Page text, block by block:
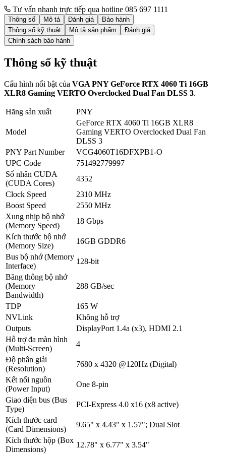
Tư vấn nhanh trực tiếp qua hotline 085 697 1111
Thông số Mô tả Đánh giá
Bảo hành
Thông số kỹ thuật
Mô tả sản phẩm
Đánh giá
Chính sách bảo hành
Thông số kỹ thuật
Cấu hình nổi bật của VGA PNY GeForce RTX 4060 Ti 16GB
XLR8 Gaming VERTO Overclocked Dual Fan DLSS 3.
Hãng sản xuất PNY
Model
GeForce RTX 4060 Ti 16GB XLR8
Gaming VERTO Overclocked Dual Fan
DLSS 3
PNY Part Number
VCG4060T16DFXPB1-O
UPC Code
751492779997
Số nhân CUDA
(CUDA Cores)
4352
Clock Speed
2310 MHz
Boost Speed
2550 MHz
Xung nhịp bộ nhớ
(Memory Speed)
18 Gbps
Kích thước bộ nhớ
(Memory Size)
16GB GDDR6
Bus bộ nhớ (Memory
Interface)
128-bit
Băng thông bộ nhớ
(Memory
Bandwidth)
288 GB/sec
TDP
165 W
NVLink
Không hỗ trợ
Outputs
DisplayPort 1.4a (x3), HDMI 2.1
Hỗ trợ đa màn hình
(Multi-Screen)
4
Độ phân giải
(Resolution)
7680 x 4320 @120Hz (Digital)
Kết nối nguồn
(Power Input)
One 8-pin
Giao diện bus (Bus
Type)
PCI-Express 4.0 x16 (x8 active)
Kích thước card
(Card Dimensions)
9.65" x 4.43" x 1.57"; Dual Slot
Kích thước hộp (Box
Dimensions)
12.78" x 6.77" x 3.54"